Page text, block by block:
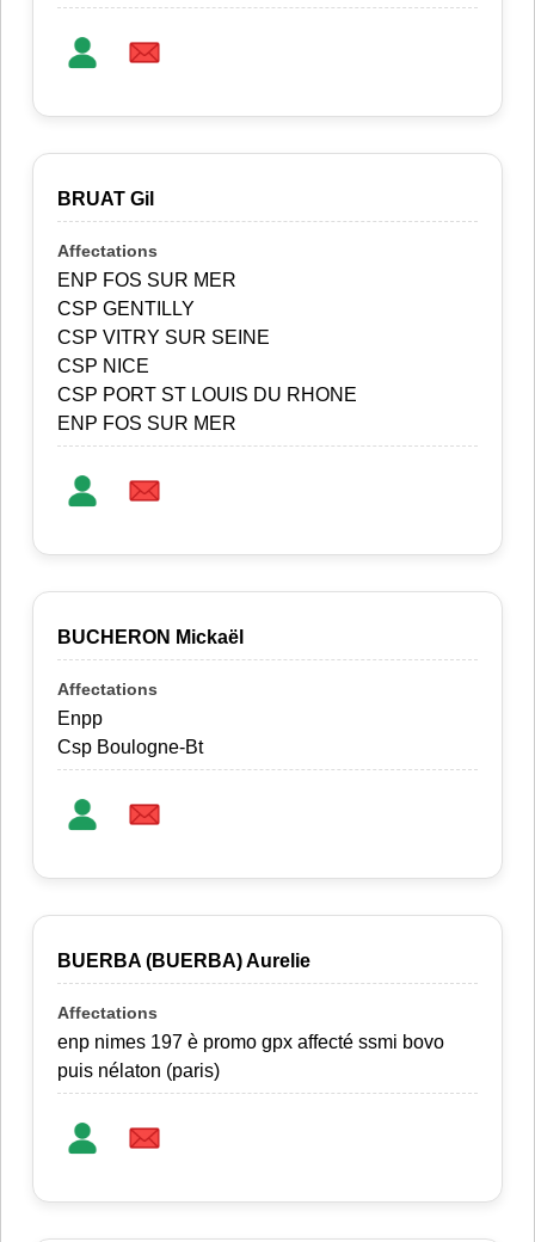
BRUAT Gil
ENP FOS SUR MER
CSP GENTILLY
CSP VITRY SUR SEINE
CSP NICE
CSP PORT ST LOUIS DU RHONE
ENP FOS SUR MER
BUCHERON Mickaël
Enpp
Csp Boulogne-Bt
BUERBA (BUERBA) Aurelie
enp nimes 197 è promo gpx affecté ssmi bovo
puis nélaton (paris)